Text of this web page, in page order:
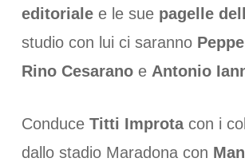
editorialee le suepagelle
studio con lui ci saranno
Rino Cesaranoe Antonio
Conduce Titti Improtacon i
dallo stadio Maradona con